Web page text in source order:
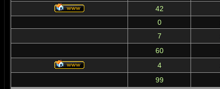
42
0
7
60
4
99